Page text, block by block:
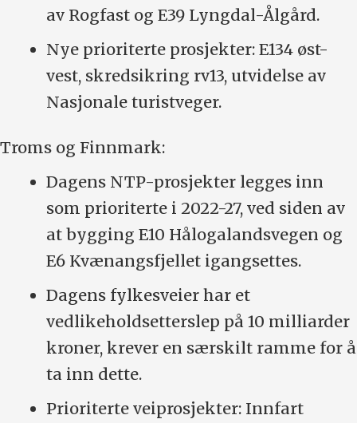
av Rogfast og E39 Lyngdal-Ålgård.
Nye prioriterte prosjekter: E134 øst-
vest, skredsikring rv13, utvidelse av
Nasjonale turistveger.
Troms og Finnmark:
Dagens NTP-prosjekter legges inn
som prioriterte i 2022-27, ved siden av
at bygging E10 Hålogalandsvegen og
E6 Kvænangsfjellet igangsettes.
Dagens fylkesveier har et
vedlikeholdsetterslep på 10 milliarder
kroner, krever en særskilt ramme for å
ta inn dette.
Prioriterte veiprosjekter: Innfart